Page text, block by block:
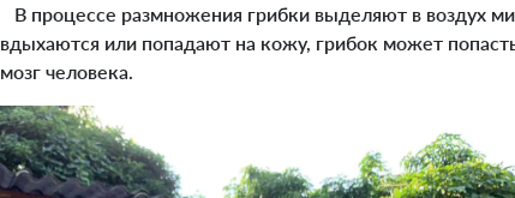
В процессе размножения грибки выделяют в воздух
вдыхаются или попадают на кожу, грибок может
мозг человека.